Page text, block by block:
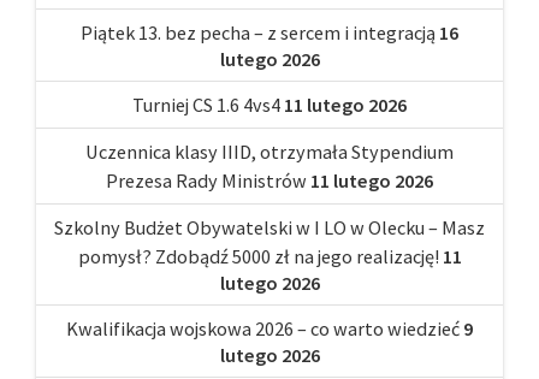
Piątek 13. bez pecha – z sercem i integracją 16
lutego 2026
Turniej CS 1.6 4vs4 11 lutego 2026
Uczennica klasy IIID, otrzymała Stypendium
Prezesa Rady Ministrów 11 lutego 2026
Szkolny Budżet Obywatelski w I LO w Olecku – Masz
pomysł? Zdobądź 5000 zł na jego realizację! 11
lutego 2026
Kwalifikacja wojskowa 2026 – co warto wiedzieć 9
lutego 2026